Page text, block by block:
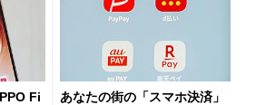
Fi
あなたの街の「スマホ決済」